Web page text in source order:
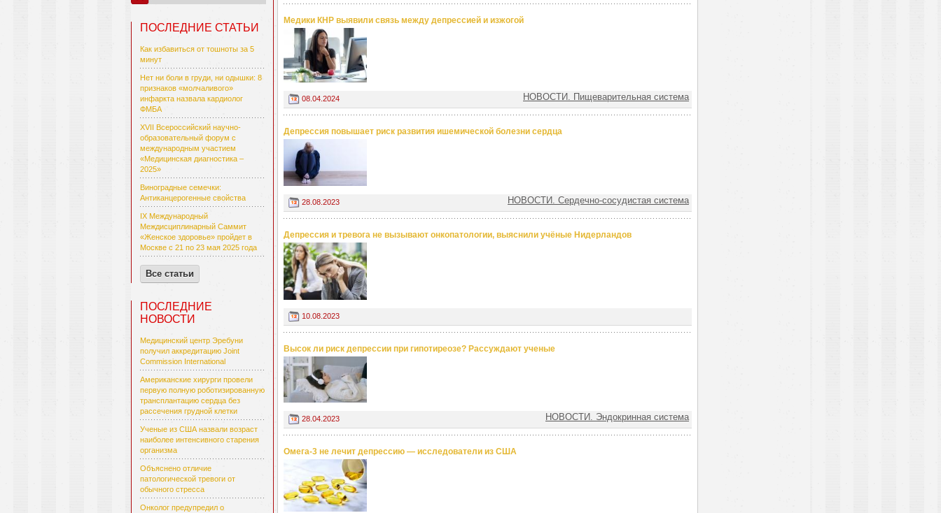
ПОСЛЕДНИЕ СТАТЬИ
Как избавиться от тошноты за 5
минут
Нет ни боли в груди, ни одышки: 8
признаков «молчаливого»
инфаркта назвала кардиолог
ФМБА
XVII Всероссийский научно-
образовательный форум с
международным участием
«Медицинская диагностика –
2025»
Виноградные семечки:
Антиканцерогенные свойства
IX Международный
Междисциплинарный Саммит
«Женское здоровье» пройдет в
Москве с 21 по 23 мая 2025 года
Все статьи
ПОСЛЕДНИЕ
НОВОСТИ
Медицинский центр Эребуни
получил аккредитацию Joint
Commission International
Американские хирурги провели
первую полную роботизированную
трансплантацию сердца без
рассечения грудной клетки
Ученые из США назвали возраст
наиболее интенсивного старения
организма
Объяснено отличие
патологической тревоги от
обычного стресса
Онколог предупредил о
Медики КНР выявили связь между депрессией и изжогой
08.04.2024 НОВОСТИ. Пищеварительная система
Депрессия повышает риск развития ишемической болезни сердца
28.08.2023 НОВОСТИ. Сердечно-сосудистая система
Депрессия и тревога не вызывают онкопатологии, выяснили учёные Нидерландов
10.08.2023
Высок ли риск депрессии при гипотиреозе? Рассуждают ученые
28.04.2023 НОВОСТИ. Эндокринная система
Омега-3 не лечит депрессию — исследователи из США